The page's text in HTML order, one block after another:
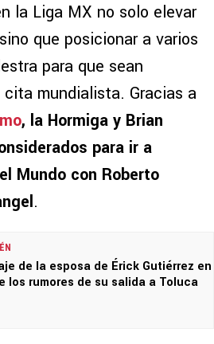
la Liga MX no solo elevar
que posicionar a varios
para que sean
mundialista. Gracias a
, la Hormiga y Brian
para ir a
Mundo con Roberto
.
de la esposa de Érick Gutiérrez en
los rumores de su salida a Toluca